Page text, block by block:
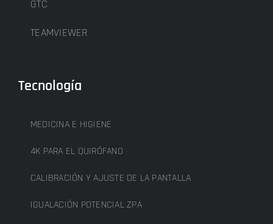
GTC
TEAMVIEWER
Tecnología
MEDICINA E HIGIENE
4K PARA EL QUIRÓFANO
CALIBRACIÓN Y AJUSTE DE LA PANTALLA
IGUALACIÓN POTENCIAL ZPA